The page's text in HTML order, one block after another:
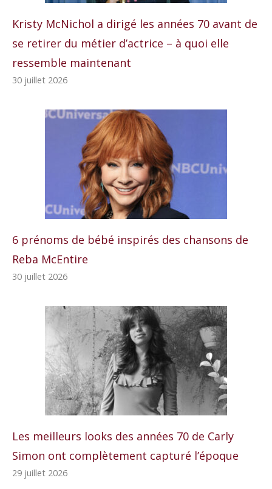
Kristy McNichol a dirigé les années 70 avant de
se retirer du métier d’actrice – à quoi elle
ressemble maintenant
30 juillet 2026
6 prénoms de bébé inspirés des chansons de
Reba McEntire
30 juillet 2026
Les meilleurs looks des années 70 de Carly
Simon ont complètement capturé l’époque
29 juillet 2026